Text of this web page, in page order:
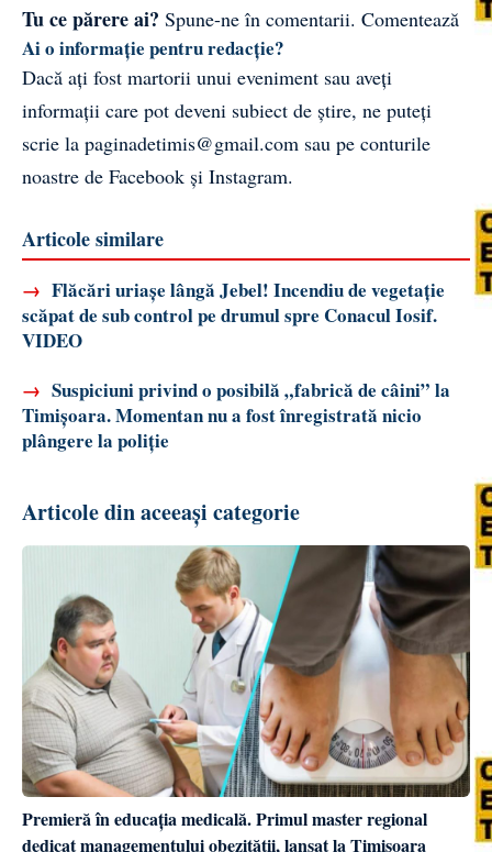
Tu ce părere ai? Spune-ne în comentarii. Comentează
Ai o informație pentru redacție?
Dacă ați fost martorii unui eveniment sau aveți
informații care pot deveni subiect de știre, ne puteți
scrie la paginadetimis@gmail.com sau pe conturile
noastre de Facebook și Instagram.
Articole similare
→ Flăcări uriașe lângă Jebel! Incendiu de vegetație
scăpat de sub control pe drumul spre Conacul Iosif.
VIDEO
→ Suspiciuni privind o posibilă „fabrică de câini” la
Timișoara. Momentan nu a fost înregistrată nicio
plângere la poliție
Articole din aceeași categorie
Premieră în educația medicală. Primul master regional
dedicat managementului obezității, lansat la Timișoara